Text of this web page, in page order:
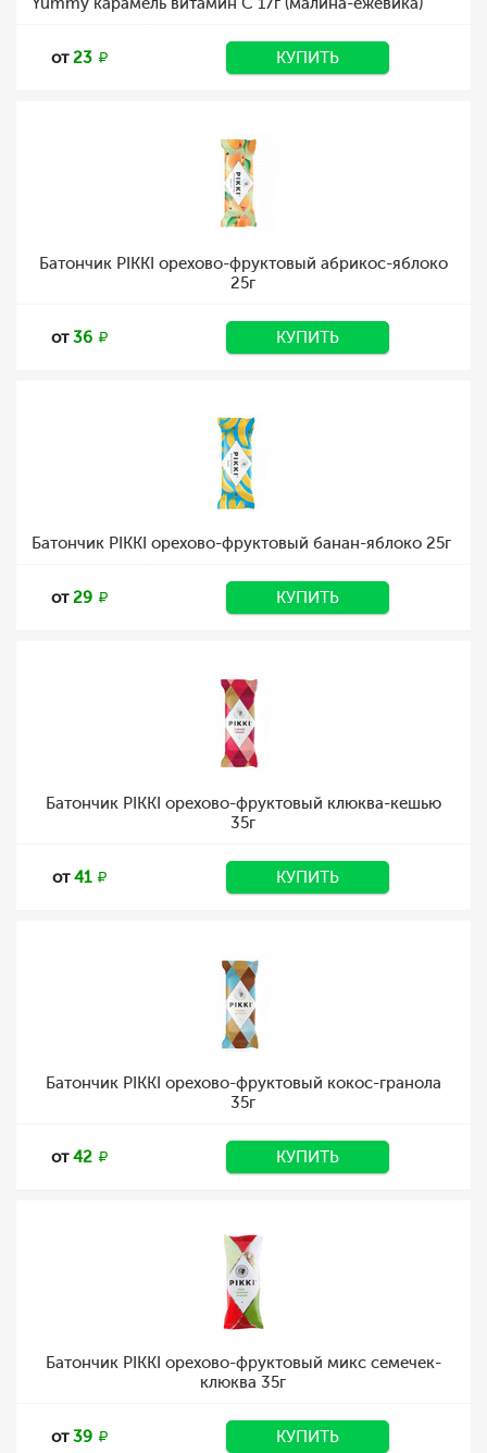
от23 КУПИТЬ
Батончик PIKKI орехово-фруктовый абрикос-яблоко
25г
от36 КУПИТЬ
Батончик PIKKI орехово-фруктовый банан-яблоко 25г
от29 КУПИТЬ
Батончик PIKKI орехово-фруктовый клюква-кешью
35г
от41 КУПИТЬ
Батончик PIKKI орехово-фруктовый кокос-гранола
35г
от42 КУПИТЬ
Батончик PIKKI орехово-фруктовый микс семечек-
клюква 35г
от39 КУПИТЬ